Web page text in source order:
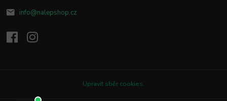
info@nalepshop.cz
Upravit sběr cookies.